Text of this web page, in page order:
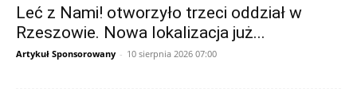
Leć z Nami! otworzyło trzeci oddział w
Rzeszowie. Nowa lokalizacja już...
Artykuł Sponsorowany - 10 sierpnia 2026 07:00